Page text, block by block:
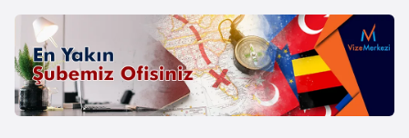
a
B
e
n